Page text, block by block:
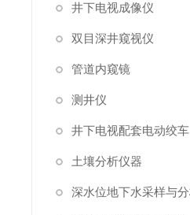
井下电视成像仪
双目深井窥视仪
管道内窥镜
测井仪
井下电视配套电动绞车
土壤分析仪器